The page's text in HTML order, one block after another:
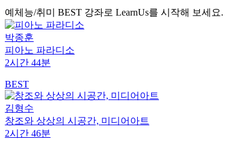
예체능/취미 BEST 강좌로 LearnUs를 시작해 보세요.
박종훈
피아노 파라디소
2시간 44분
BEST
김형수
창조와 상상의 시공간, 미디어아트
2시간 46분